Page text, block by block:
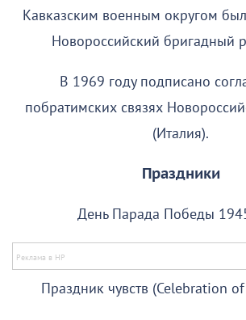
Кавказским военным округом
Новороссийский бригадный
В 1969 году подписано
побратимских связях
(Италия).
Праздники
День Парада Победы
Праздник чувств (Celebration